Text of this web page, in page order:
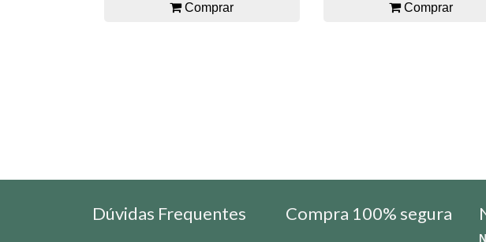
Comprar Comprar
Dúvidas Frequentes Compra 100% segura